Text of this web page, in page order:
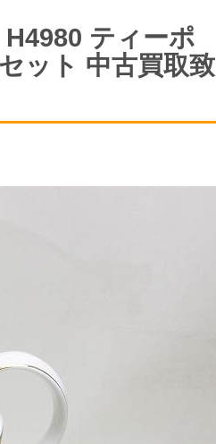
ティーポ
ット 中古買取致